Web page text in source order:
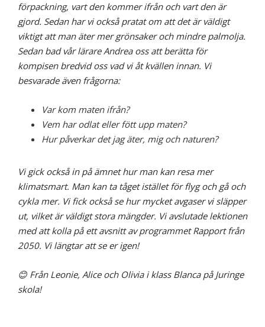
förpackning, vart den kommer ifrån och vart den är
gjord. Sedan har vi också pratat om att det är väldigt
viktigt att man äter mer grönsaker och mindre palmolja.
Sedan bad vår lärare Andrea oss att berätta för
kompisen bredvid oss vad vi åt kvällen innan. Vi
besvarade även frågorna:
Var kom maten ifrån?
Vem har odlat eller fött upp maten?
Hur påverkar det jag äter, mig och naturen?
Vi gick också in på ämnet hur man kan resa mer
klimatsmart. Man kan ta tåget istället för flyg och gå och
cykla mer. Vi fick också se hur mycket avgaser vi släpper
ut, vilket är väldigt stora mängder. Vi avslutade lektionen
med att kolla på ett avsnitt av programmet Rapport från
2050. Vi längtar att se er igen!
😊 Från Leonie, Alice och Olivia i klass Blanca på Juringe
skola!